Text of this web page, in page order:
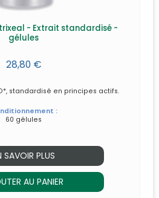
- Extrait standardisé -
gélules
28,80 €
standardisé en principes actifs.
:
60 gélules
SAVOIR PLUS
AU PANIER